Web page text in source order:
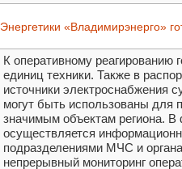
Энергетики «Владимирэнерго»
К оперативному реагированию
единиц техники. Также в
источники электроснабжения
могут быть использованы для
значимым объектам региона.
осуществляется
подразделениями МЧС и
непрерывный мониторинг